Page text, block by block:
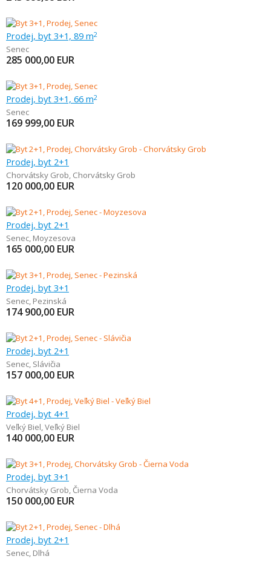
Prodej, byt 3+1, 89 m2
Senec
285 000,00 EUR
Prodej, byt 3+1, 66 m2
Senec
169 999,00 EUR
Prodej, byt 2+1
Chorvátsky Grob, Chorvátsky Grob
120 000,00 EUR
Prodej, byt 2+1
Senec, Moyzesova
165 000,00 EUR
Prodej, byt 3+1
Senec, Pezinská
174 900,00 EUR
Prodej, byt 2+1
Senec, Slávičia
157 000,00 EUR
Prodej, byt 4+1
Veľký Biel,Veľký Biel
140 000,00 EUR
Prodej, byt 3+1
Chorvátsky Grob, Čierna Voda
150 000,00 EUR
Prodej, byt 2+1
Senec, Dlhá